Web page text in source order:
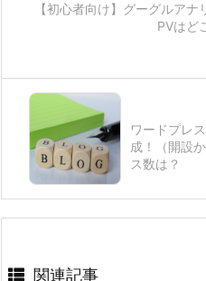
【初心者向け】グーグルアナ
PVはど
ワードプレ
成！（開設
ス数は？
関連記事